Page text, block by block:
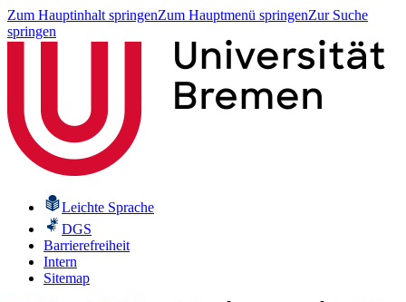
Zum Hauptinhalt springenZum Hauptmenü springenZur Suche
springen
Leichte Sprache
DGS
Barrierefreiheit
Intern
Sitemap